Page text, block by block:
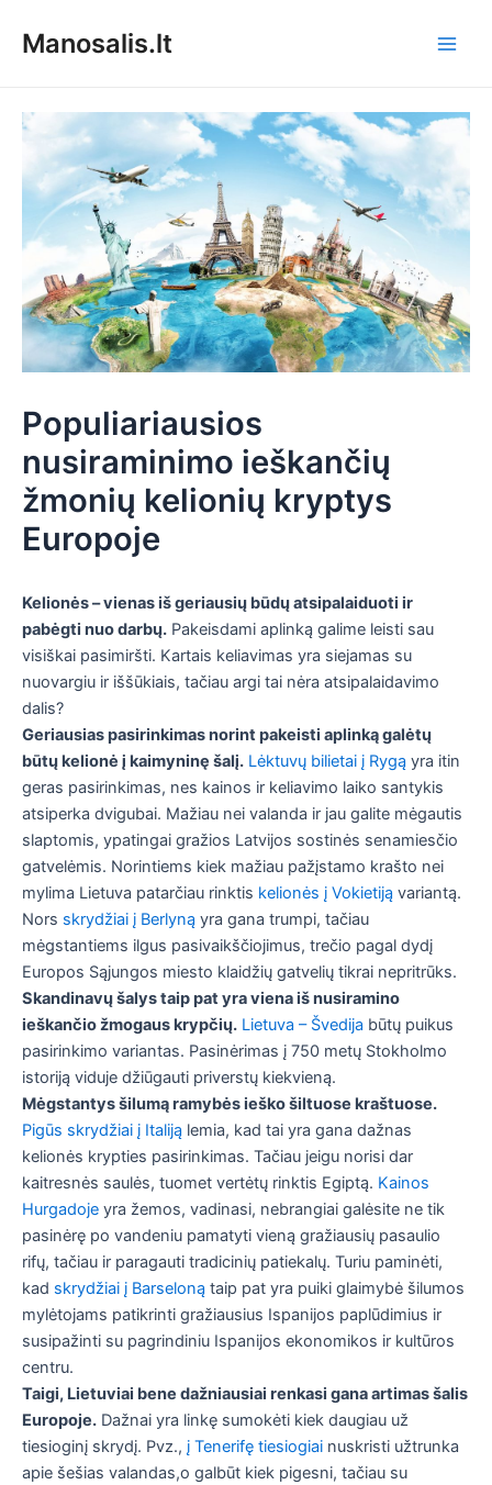
prieManosalis.lt
Populiariausios
nusiraminimo ieškančių
žmonių kelionių kryptys
Europoje
Kelionės – vienas iš geriausių būdų atsipalaiduoti ir
pabėgti nuo darbų. Pakeisdami aplinką galime leisti sau
visiškai pasimiršti. Kartais keliavimas yra siejamas su
nuovargiu ir iššūkiais, tačiau argi tai nėra atsipalaidavimo
dalis?
Geriausias pasirinkimas norint pakeisti aplinką galėtų
būtų kelionė į kaimyninę šalį. Lėktuvų bilietai į Rygą yra itin
geras pasirinkimas, nes kainos ir keliavimo laiko santykis
atsiperka dvigubai. Mažiau nei valanda ir jau galite mėgautis
slaptomis, ypatingai gražios Latvijos sostinės senamiesčio
gatvelėmis. Norintiems kiek mažiau pažįstamo krašto nei
mylima Lietuva patarčiau rinktis kelionės į Vokietiją variantą.
Nors skrydžiai į Berlyną yra gana trumpi, tačiau
mėgstantiems ilgus pasivaikščiojimus, trečio pagal dydį
Europos Sąjungos miesto klaidžių gatvelių tikrai nepritrūks.
Skandinavų šalys taip pat yra viena iš nusiramino
ieškančio žmogaus krypčių. Lietuva – Švedija būtų puikus
pasirinkimo variantas. Pasinėrimas į 750 metų Stokholmo
istoriją viduje džiūgauti priverstų kiekvieną.
Mėgstantys šilumą ramybės ieško šiltuose kraštuose.
Pigūs skrydžiai į Italiją lemia, kad tai yra gana dažnas
kelionės krypties pasirinkimas. Tačiau jeigu norisi dar
kaitresnės saulės, tuomet vertėtų rinktis Egiptą. Kainos
Hurgadoje yra žemos, vadinasi, nebrangiai galėsite ne tik
pasinėrę po vandeniu pamatyti vieną gražiausių pasaulio
rifų, tačiau ir paragauti tradicinių patiekalų. Turiu paminėti,
kad skrydžiai į Barseloną taip pat yra puiki glaimybė šilumos
mylėtojams patikrinti gražiausius Ispanijos paplūdimius ir
susipažinti su pagrindiniu Ispanijos ekonomikos ir kultūros
centru.
Taigi, Lietuviai bene dažniausiai renkasi gana artimas šalis
Europoje. Dažnai yra linkę sumokėti kiek daugiau už
tiesioginį skrydį. Pvz., į Tenerifę tiesiogiai nuskristi užtrunka
apie šešias valandas,o galbūt kiek pigesni, tačiau su